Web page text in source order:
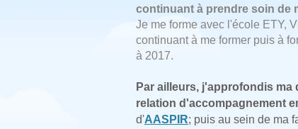
continuant à prendre soin de
Je me forme avec l'école ETY,
continuant à me former puis à
à 2017.
Par ailleurs, j'approfondis ma
relation d'accompagnement
d'AASPIR; puis au sein de ma